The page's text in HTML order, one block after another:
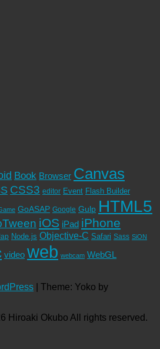
Book Browser Canvas
CSS3 editor Event Flash Builder
GoASAP Google Gulp HTML5
iOS iPad iPhone
Node.js Objective-C Safari Sass SiON
video web webcam WebGL
Theme: Yoko by
Hiroaki Okubo All rights reserved.